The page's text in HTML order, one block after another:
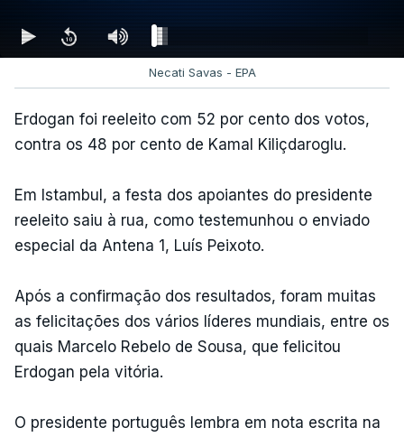
Necati Savas - EPA
Erdogan foi reeleito com 52 por cento dos votos,
contra os 48 por cento de Kamal Kiliçdaroglu.
Em Istambul, a festa dos apoiantes do presidente
reeleito saiu à rua, como testemunhou o enviado
especial da Antena 1, Luís Peixoto.
Após a confirmação dos resultados, foram muitas
as felicitações dos vários líderes mundiais, entre os
quais Marcelo Rebelo de Sousa, que felicitou
Erdogan pela vitória.
O presidente português lembra em nota escrita na